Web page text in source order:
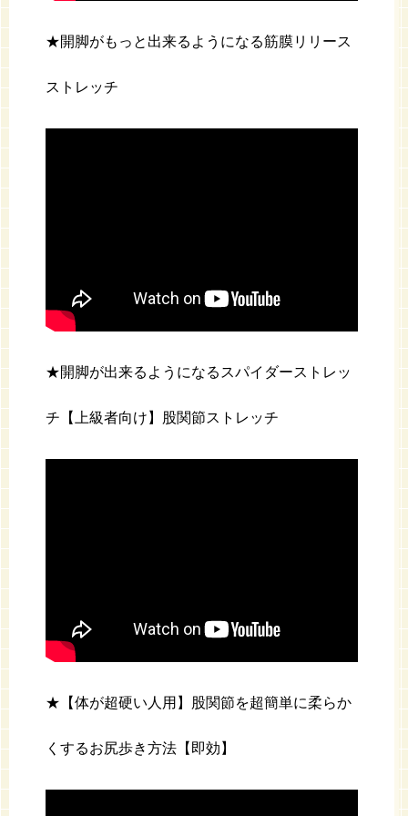
★開脚がもっと出来るようになる筋膜リリース
ストレッチ
★開脚が出来るようになるスパイダーストレッ
チ【上級者向け】股関節ストレッチ
★【体が超硬い人用】股関節を超簡単に柔らか
くするお尻歩き方法【即効】